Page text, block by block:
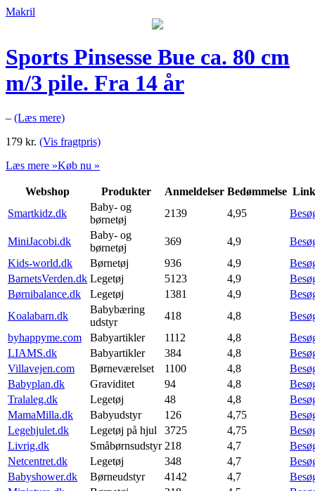
Makril
Sports Pinsesse Bue ca. 80 cm
m/3 pile. Fra 14 år
– (Læs mere)
179 kr. (Vis fragtpris)
Læs mere »Køb nu »
Webshop Produkter Anmeldelser Bedømmelse Link
Smartkidz.dk
Baby- og
børnetøj
2139 4,95
MiniJacobi.dk
Baby- og
børnetøj
369 4,9
Kids-world.dk
Børnetøj 936 4,9
BarnetsVerden.dk Legetøj 5123 4,9
Børnibalance.dk
Legetøj 1381 4,9
Koalabarn.dk
Babybæring
udstyr
418 4,8
byhappyme.com
Babyartikler 1112 4,8
LIAMS.dk
Babyartikler 384 4,8
Villavejen.com
Børneværelset 1100 4,8
Babyplan.dk
Graviditet 94 4,8
Tralaleg.dk
Legetøj 48 4,8
MamaMilla.dk
Babyudstyr 126 4,75
Legehjulet.dk
Legetøj på hjul 3725 4,75
Livrig.dk
Småbørnsudstyr 218 4,7
Netcentret.dk
Legetøj 348 4,7
Babyshower.dk
Børneudstyr 4142 4,7